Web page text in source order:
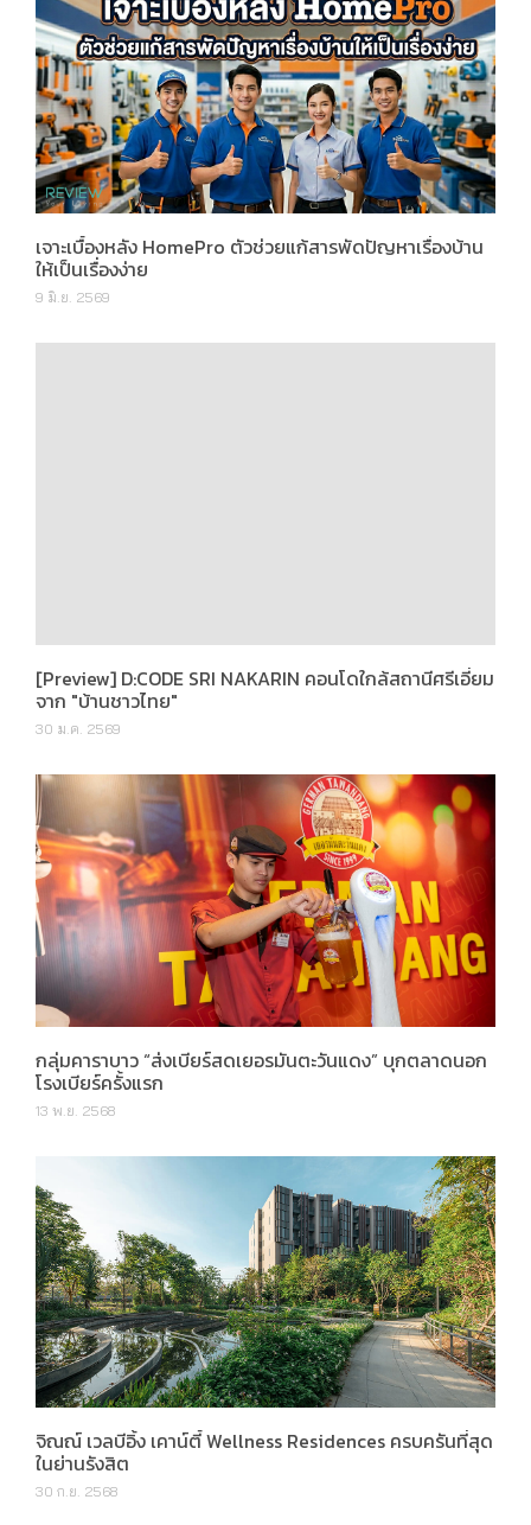
เจาะเบื้องหลัง HomePro ตัวช่วยแก้สารพัดปัญหาเรื่องบ้าน
ให้เป็นเรื่องง่าย
9 มิ.ย. 2569
จาก "บ้านชาวไทย"
30 ม.ค. 2569
กลุ่มคาราบาว “ส่งเบียร์สดเยอรมันตะวันแดง” บุกตลาดนอก
โรงเบียร์ครั้งแรก
13 พ.ย. 2568
จิณณ์ เวลบีอิ้ง เคาน์ตี้ Wellness Residences ครบครันที่สุด
ในย่านรังสิต
30 ก.ย. 2568